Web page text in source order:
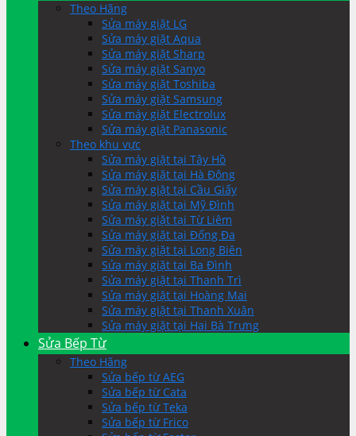
Theo Hãng
Sửa máy giặt LG
Sửa máy giặt Aqua
Sửa máy giặt Sharp
Sửa máy giặt Sanyo
Sửa máy giặt Toshiba
Sửa máy giặt Samsung
Sửa máy giặt Electrolux
Sửa máy giặt Panasonic
Theo khu vực
Sửa máy giặt tại Tây Hồ
Sửa máy giặt tại Hà Đông
Sửa máy giặt tại Cầu Giấy
Sửa máy giặt tại Mỹ Đình
Sửa máy giặt tại Từ Liêm
Sửa máy giặt tại Đống Đa
Sửa máy giặt tại Long Biên
Sửa máy giặt tại Ba Đình
Sửa máy giặt tại Thanh Trì
Sửa máy giặt tại Hoàng Mai
Sửa máy giặt tại Thanh Xuân
Sửa máy giặt tại Hai Bà Trưng
Sửa Bếp Từ
Theo Hãng
Sửa bếp từ AEG
Sửa bếp từ Cata
Sửa bếp từ Teka
Sửa bếp từ Frico